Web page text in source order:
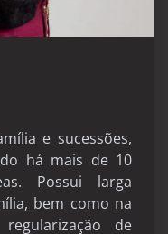
e sucessões,
há mais de 10
Possui larga
bem como na
de